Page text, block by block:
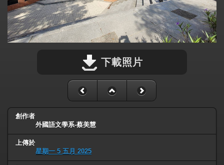
下載照片
創作者
外國語文學系-蔡美慧
上傳於
星期一 5 五月 2025